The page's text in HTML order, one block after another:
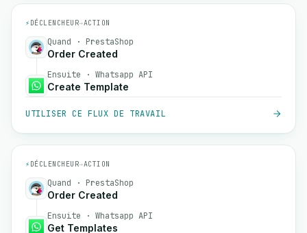
⚡ DÉCLENCHEUR→ACTION
Quand · PrestaShop
Order Created
Ensuite · Whatsapp API
Create Template
UTILISER CE FLUX DE TRAVAIL
⚡ DÉCLENCHEUR→ACTION
Quand · PrestaShop
Order Created
Ensuite · Whatsapp API
Get Templates